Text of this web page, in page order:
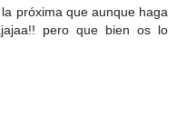
próxima que aunque haga
pero que bien os lo